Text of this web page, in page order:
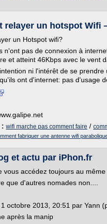
relayer un hotspot Wifi
un Hotspot wifi?
n'ont pas de connexion à
et atteint 46Kbps avec le vent
ni l'intérêt de se
ont d'internet: pas d'usage
: wifi marche pas comment faire /
fabriquer une antenne wifi
et actu par iPhon.fr
vous accédez toujours au même
que d'autres nomades non....
octobre 2013, 20:51 par Yann
après la manip